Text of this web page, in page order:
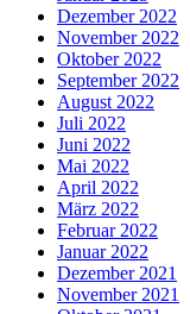
Dezember 2022
November 2022
Oktober 2022
September 2022
August 2022
Juli 2022
Juni 2022
Mai 2022
April 2022
März 2022
Februar 2022
Januar 2022
Dezember 2021
November 2021